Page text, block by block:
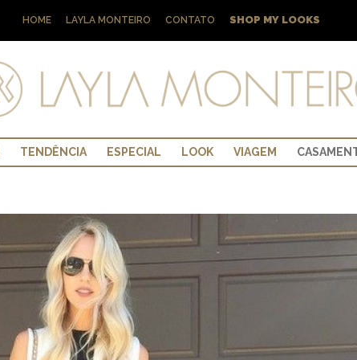
HOME LAYLA MONTEIRO CONTATO SHOP MY LOOKS
TENDÊNCIA ESPECIAL LOOK VIAGEM